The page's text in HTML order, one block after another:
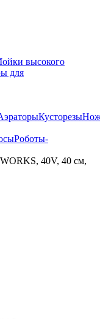
высокого
для
Кусторезы
Роботы-
40V, 40 см,